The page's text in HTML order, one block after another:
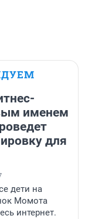
именем
для
дети на
Момота
интернет.